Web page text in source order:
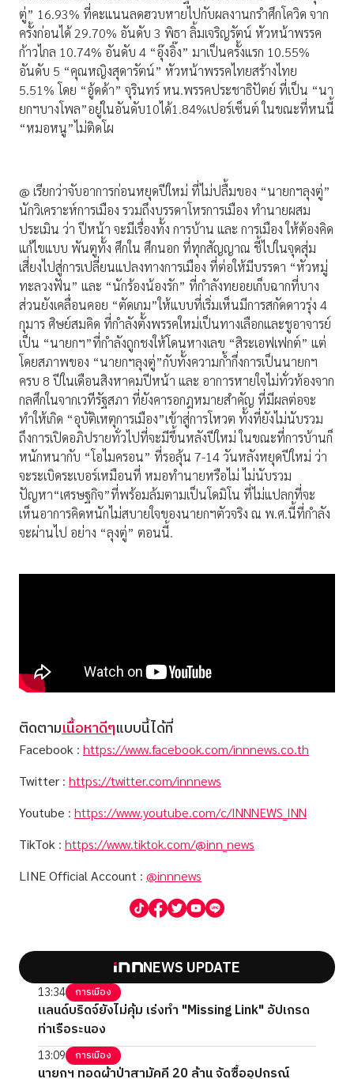
ตู่” 16.93% ที่คะแนนลดฮวบหายไปกับผลงานกรำศึกโควิด จาก
ครั้งก่อนได้ 29.70% อันดับ 3 พิธา ลิ้มเจริญรัตน์ หัวหน้าพรรค
ก้าวไกล 10.74% อันดับ 4 “อุ๊งอิ๊ง” มาเป็นครั้งแรก 10.55%
อันดับ 5 “คุณหญิงสุดารัตน์” หัวหน้าพรรคไทยสร้างไทย
5.51% โดย “อู้ดด้า” จุรินทร์ หน.พรรคประชาธิปัตย์ ที่เป็น “นา
ยกฯบางโพล”อยู่ในอันดับ10ได้1.84%เปอร์เซ็นต์ ในขณะที่หนนี้
“หมอหนู”ไม่ติดโผ
@ เรียกว่าจับอาการก่อนหยุดปีใหม่ ที่ไม่ปลื้มของ “นายกฯลุงตู่”
นักวิเคราะห์การเมือง รวมถึงบรรดาโหรการเมือง ทำนายผสม
ประเมิน ว่า ปีหน้า จะมีเรื่องทั้ง การบ้าน และ การเมือง ให้ต้องคิด
แก้ไขแบบ พันตูทั้ง ศึกใน ศึกนอก ที่ทุกสัญญาณ ชี้ไปในจุดสุ่ม
เสี่ยงไปสู่การเปลี่ยนแปลงทางการเมือง ที่ต่อให้มีบรรดา “หัวหมู่
ทะลวงฟัน” และ “นักร้องน้องรัก” ที่กำลังทยอยเก็บฉากที่บาง
ส่วนยังเคลื่อนคอย “ตัดเกม”ให้แบบที่เริ่มเห็นมีการสกัดดาวรุ่ง 4
กุมาร ศิษย์สมคิด ที่กำลังตั้งพรรคใหม่เป็นทางเลือกและชูอาจารย์
เป็น “นายกฯ”ที่กำลังถูกชงให้โดนหางเลข “สิระเอฟเฟกต์” แต่
โดยสภาพของ “นายกฯลุงตู่”กับทั้งความก้ำกึ่งการเป็นนายกฯ
ครบ 8 ปีในเดือนสิงหาคมปีหน้า และ อาการหายใจไม่ทั่วท้องจาก
กลศึกในจากเวทีรัฐสภา ที่ยังคารอกฎหมายสำคัญ ที่มีผลต่อจะ
ทำให้เกิด “อุบัติเหตุการเมือง”เข้าสู่การโหวต ทั้งที่ยังไม่นับรวม
ถึงการเปิดอภิปรายทั่วไปที่จะมีขึ้นหลังปีใหม่ ในขณะที่การบ้านก็
หนักหนากับ “โอไมครอน” ที่รอลุ้น 7-14 วันหลังหยุดปีใหม่ ว่า
จะระเบิดระเบอร์เหมือนที่ หมอทำนายหรือไม่ ไม่นับรวม
ปัญหา“เศรษฐกิจ”ที่พร้อมล้มตามเป็นโดมิโน ที่ไม่แปลกที่จะ
เห็นอาการคิดหนักไม่สบายใจของนายกฯตัวจริง ณ พ.ศ.นี้ที่กำลัง
จะผ่านไป อย่าง “ลุงตู่” ตอนนี้.
ติดตามเนื้อหาดีๆแบบนี้ได้ที่
Facebook : https://www.facebook.com/innnews.co.th
Twitter : https://twitter.com/innnews
Youtube : https://www.youtube.com/c/INNNEWS_INN
TikTok : https://www.tiktok.com/@inn_news
LINE Official Account : @innnews
NEWS UPDATE
13:34 การเมือง
แลนด์บริดจ์ยังไม่คุ้ม เร่งทำ "Missing Link" อัปเกรด
ท่าเรือระนอง
13:09 การเมือง
นายกฯ ทอดผ้าป่าสามัคคี 20 ล้าน จัดซื้ออุปกรณ์